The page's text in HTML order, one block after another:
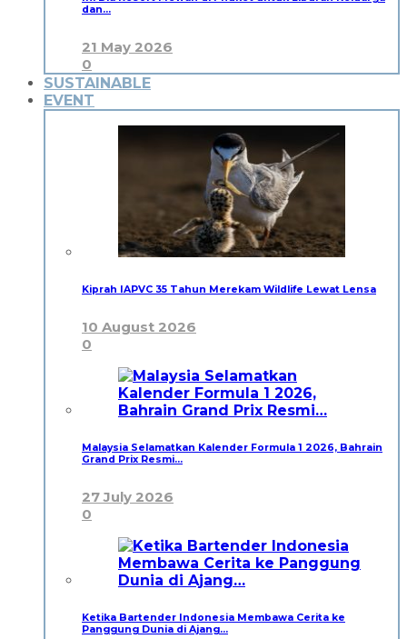
dan…
21 May 2026
0
SUSTAINABLE
EVENT
Kiprah IAPVC 35 Tahun Merekam Wildlife Lewat Lensa
10 August 2026
0
Malaysia Selamatkan Kalender Formula 1 2026, Bahrain
Grand Prix Resmi…
27 July 2026
0
Ketika Bartender Indonesia Membawa Cerita ke
Panggung Dunia di Ajang…